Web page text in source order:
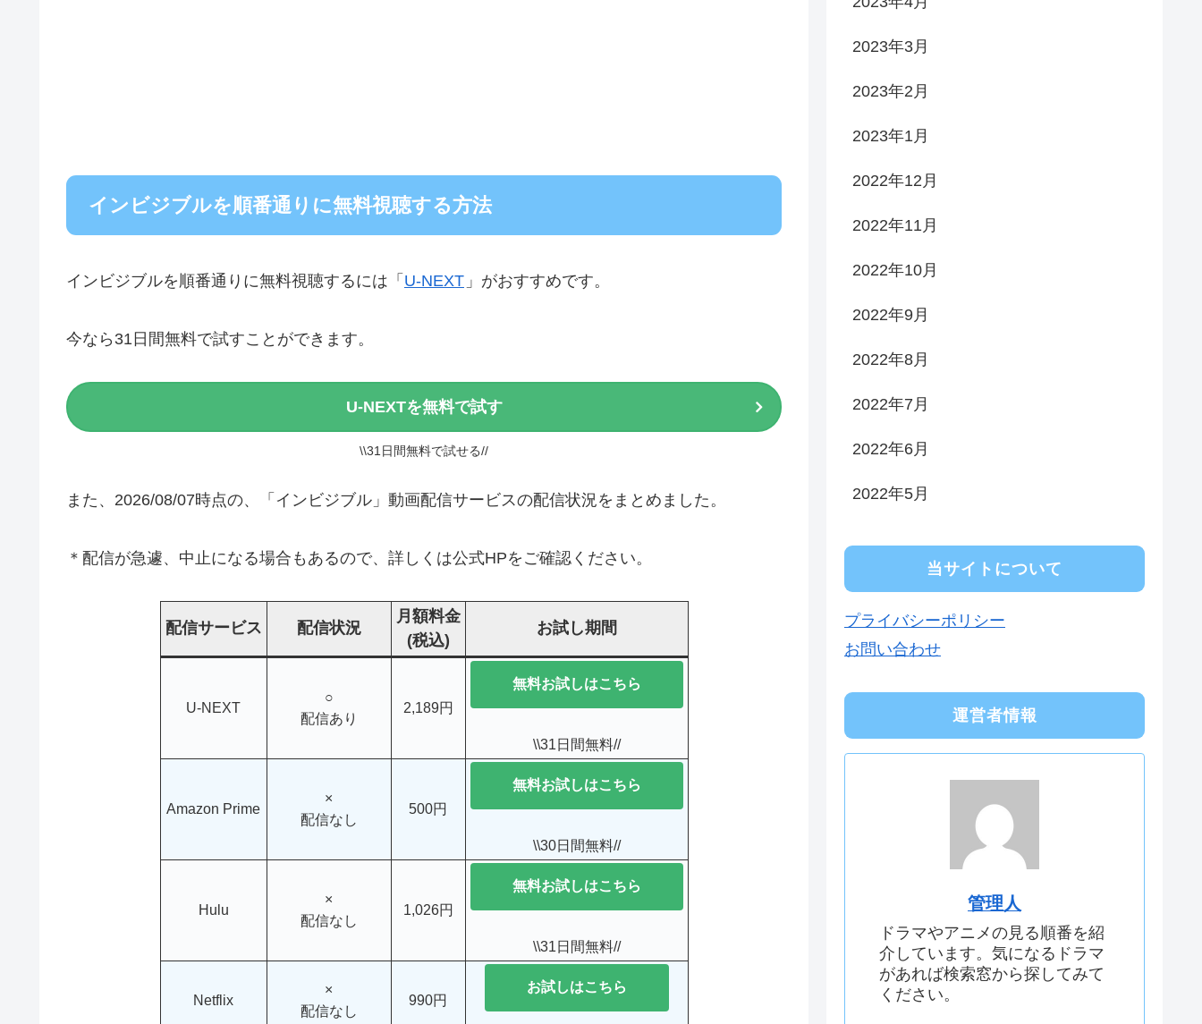
インビジブルを順番通りに無料視聴する方法
インビジブルを順番通りに無料視聴するには「 U-NEXT 」がおすすめです。
今なら31日間無料で試すことができます。
U-NEXTを無料で試す
\\31日間無料で試せる//
また、2026/08/07時点の、「インビジブル」動画配信サービスの配信状況をまとめました。
＊配信が急遽、中止になる場合もあるので、詳しくは公式HPをご確認ください。
配信サービス 配信状況
月額料金
(税込)
お試し期間
U-NEXT
○
配信あり
2,189円
無料お試しはこちら
\\31日間無料//
Amazon Prime
×
配信なし
500円
無料お試しはこちら
\\30日間無料//
Hulu
×
配信なし
1,026円
無料お試しはこちら
\\31日間無料//
Netflix
×
配信なし
990円
お試しはこちら
2023年3月
2023年2月
2023年1月
2022年12月
2022年11月
2022年10月
2022年9月
2022年8月
2022年7月
2022年6月
2022年5月
当サイトについて
プライバシーポリシー
お問い合わせ
運営者情報
管理人
ドラマやアニメの見る順番を紹
介しています。気になるドラマ
があれば検索窓から探してみて
ください。